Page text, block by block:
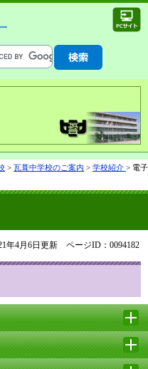
> 瓦葺中学校のご案内 > 学校紹介 > 電子
年4月6日更新 ページID：0094182